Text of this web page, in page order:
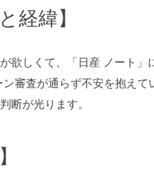
経緯】
欲しくて、「日産 ノート」
審査が通らず不安を抱え
断が光ります。